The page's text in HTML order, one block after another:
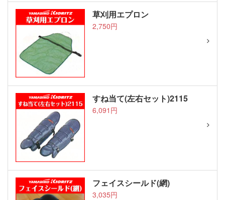
草刈用エプロン
2,750円
すね当て(左右セット)2115
6,091円
フェイスシールド(網)
3,035円